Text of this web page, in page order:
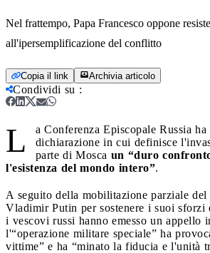
Nel frattempo, Papa Francesco oppone
all'ipersemplificazione del conflitto
Copia il link Archivia articolo
Condividi su :
L
a Conferenza Episcopale Russia
dichiarazione in cui definisce
parte di Mosca un “duro
l'esistenza del mondo intero”.
A seguito della mobilitazione parziale del
Vladimir Putin per sostenere i suoi sforzi
i vescovi russi hanno emesso un appello
l'“operazione militare speciale” ha
vittime” e ha “minato la fiducia e l'unità